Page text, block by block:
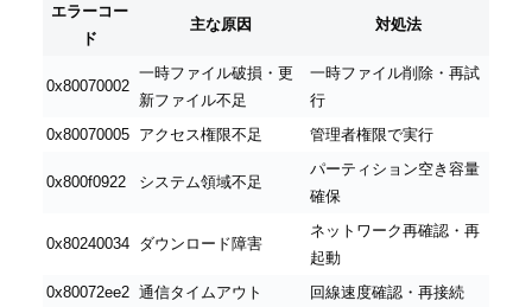
エラーコー
ド
主な原因 対処法
0x80070002
一時ファイル破損・更
新ファイル不足
一時ファイル削除・再試
行
0x80070005 アクセス権限不足 管理者権限で実行
0x800f0922 システム領域不足
パーティション空き容量
確保
0x80240034 ダウンロード障害
ネットワーク再確認・再
起動
0x80072ee2 通信タイムアウト 回線速度確認・再接続